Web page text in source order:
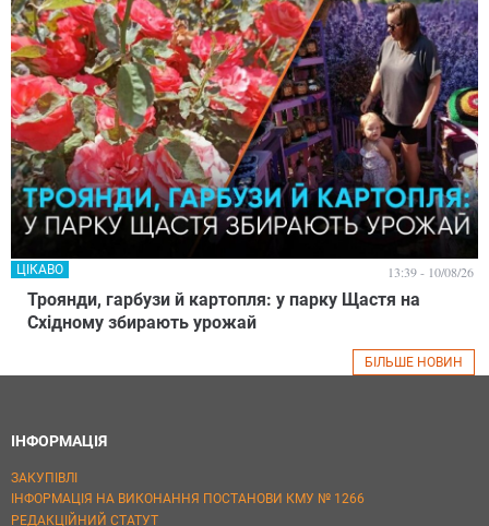
Троянди, гарбузи й картопля: у парку Щастя на
Східному збирають урожай
ЦІКАВО 13:39 - 10/08/26
БІЛЬШЕ НОВИН
ІНФОРМАЦІЯ
ЗАКУПІВЛІ
ІНФОРМАЦІЯ НА ВИКОНАННЯ ПОСТАНОВИ КМУ № 1266
РЕДАКЦІЙНИЙ СТАТУТ